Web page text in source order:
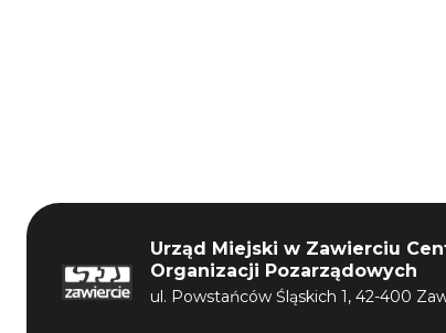
Urząd Miejski w Zawierciu
Organizacji Pozarządowych
ul. Powstańców Śląskich 1, 42-400